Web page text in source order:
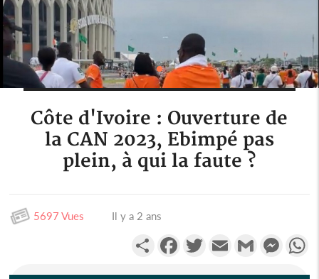
Côte d'Ivoire : Ouverture de
la CAN 2023, Ebimpé pas
plein, à qui la faute ?
5697 Vues Il y a 2 ans
PartagerFacebookTwitterEmail Gmail